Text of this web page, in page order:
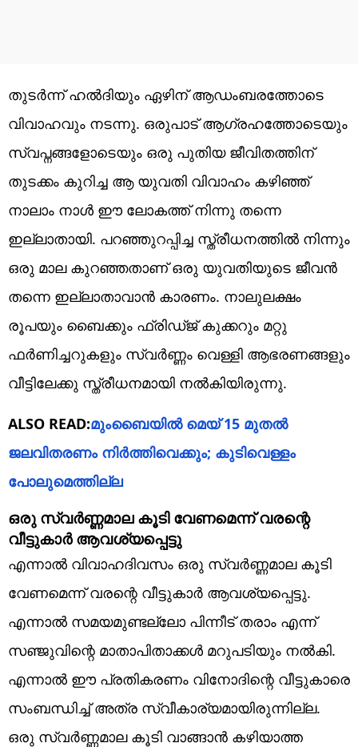
തുടർന്ന് ഹൽദിയും ഏഴിന് ആഡംബരത്തോടെ
വിവാഹവും നടന്നു. ഒരുപാട് ആഗ്രഹത്തോടെയും
സ്വപ്നങ്ങളോടെയും ഒരു പുതിയ ജീവിതത്തിന്
തുടക്കം കുറിച്ച ആ യുവതി വിവാഹം കഴിഞ്ഞ്
നാലാം നാൾ ഈ ലോകത്ത് നിന്നു തന്നെ
ഇല്ലാതായി. പറഞ്ഞുറപ്പിച്ച സ്ത്രീധനത്തിൽ നിന്നും
ഒരു മാല കുറഞ്ഞതാണ് ഒരു യുവതിയുടെ ജീവൻ
തന്നെ ഇല്ലാതാവാൻ കാരണം. നാലുലക്ഷം
രൂപയും ബൈക്കും ഫ്രിഡ്ജ് കുക്കറും മറ്റു
ഫർണിച്ചറുകളും സ്വർണ്ണം വെള്ളി ആഭരണങ്ങളും
വീട്ടിലേക്കു സ്ത്രീധനമായി നൽകിയിരുന്നു.
ALSO READ:മുംബൈയില്‍ മെയ് 15 മുതല്‍
ജലവിതരണം നിര്‍ത്തിവെക്കും; കുടിവെള്ളം
പോലുമെത്തില്ല
ഒരു സ്വർണ്ണമാല കൂടി വേണമെന്ന് വരന്റെ
വീട്ടുകാർ ആവശ്യപ്പെട്ടു
എന്നാൽ വിവാഹദിവസം ഒരു സ്വർണ്ണമാല കൂടി
വേണമെന്ന് വരന്റെ വീട്ടുകാർ ആവശ്യപ്പെട്ടു.
എന്നാൽ സമയമുണ്ടല്ലോ പിന്നീട് തരാം എന്ന്
സഞ്ജുവിന്റെ മാതാപിതാക്കൾ മറുപടിയും നൽകി.
എന്നാൽ ഈ പ്രതികരണം വിനോദിന്റെ വീട്ടുകാരെ
സംബന്ധിച്ച് അത്ര സ്വീകാര്യമായിരുന്നില്ല.
ഒരു സ്വർണ്ണമാല കൂടി വാങ്ങാൻ കഴിയാത്ത